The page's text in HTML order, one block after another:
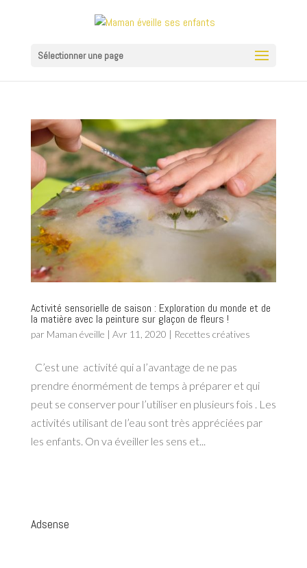
Sélectionner une page
Activité sensorielle de saison : Exploration du monde et de
la matière avec la peinture sur glaçon de fleurs !
par Maman éveille | Avr 11, 2020 | Recettes créatives
C’est une activité qui a l’avantage de ne pas
prendre énormément de temps à préparer et qui
peut se conserver pour l’utiliser en plusieurs fois . Les
activités utilisant de l’eau sont très appréciées par
les enfants. On va éveiller les sens et...
Adsense